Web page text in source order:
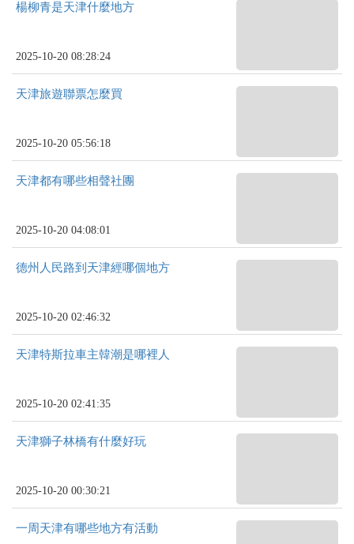
楊柳青是天津什麼地方
2025-10-20 08:28:24
天津旅遊聯票怎麼買
2025-10-20 05:56:18
天津都有哪些相聲社團
2025-10-20 04:08:01
德州人民路到天津經哪個地方
2025-10-20 02:46:32
天津特斯拉車主韓潮是哪裡人
2025-10-20 02:41:35
天津獅子林橋有什麼好玩
2025-10-20 00:30:21
一周天津有哪些地方有活動